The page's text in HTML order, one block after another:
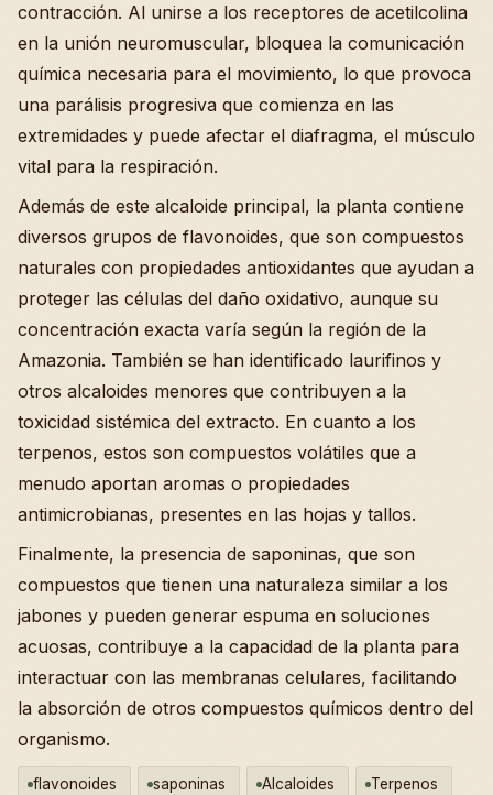
contracción. Al unirse a los receptores de acetilcolina
en la unión neuromuscular, bloquea la comunicación
química necesaria para el movimiento, lo que provoca
una parálisis progresiva que comienza en las
extremidades y puede afectar el diafragma, el músculo
vital para la respiración.
Además de este alcaloide principal, la planta contiene
diversos grupos de flavonoides, que son compuestos
naturales con propiedades antioxidantes que ayudan a
proteger las células del daño oxidativo, aunque su
concentración exacta varía según la región de la
Amazonia. También se han identificado laurifinos y
otros alcaloides menores que contribuyen a la
toxicidad sistémica del extracto. En cuanto a los
terpenos, estos son compuestos volátiles que a
menudo aportan aromas o propiedades
antimicrobianas, presentes en las hojas y tallos.
Finalmente, la presencia de saponinas, que son
compuestos que tienen una naturaleza similar a los
jabones y pueden generar espuma en soluciones
acuosas, contribuye a la capacidad de la planta para
interactuar con las membranas celulares, facilitando
la absorción de otros compuestos químicos dentro del
organismo.
flavonoides saponinas Alcaloides Terpenos